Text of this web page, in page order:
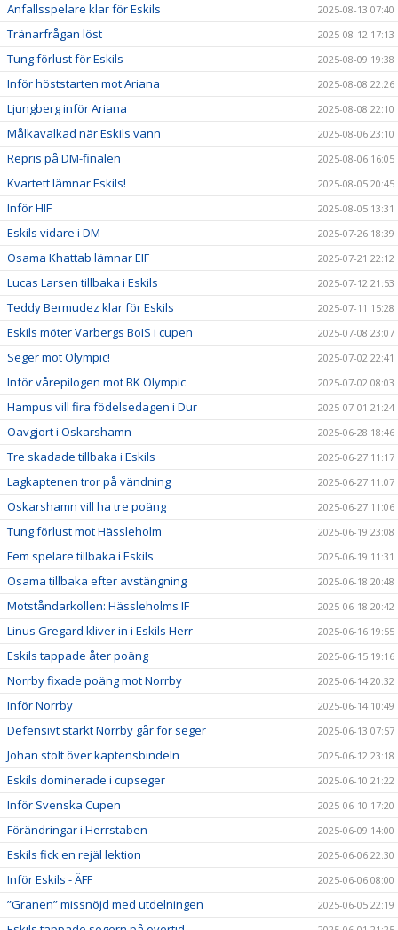
Anfallsspelare klar för Eskils 2025-08-13 07:40
Tränarfrågan löst 2025-08-12 17:13
Tung förlust för Eskils 2025-08-09 19:38
Inför höststarten mot Ariana 2025-08-08 22:26
Ljungberg inför Ariana 2025-08-08 22:10
Målkavalkad när Eskils vann 2025-08-06 23:10
Repris på DM-finalen 2025-08-06 16:05
Kvartett lämnar Eskils! 2025-08-05 20:45
Inför HIF 2025-08-05 13:31
Eskils vidare i DM 2025-07-26 18:39
Osama Khattab lämnar EIF 2025-07-21 22:12
Lucas Larsen tillbaka i Eskils 2025-07-12 21:53
Teddy Bermudez klar för Eskils 2025-07-11 15:28
Eskils möter Varbergs BoIS i cupen 2025-07-08 23:07
Seger mot Olympic! 2025-07-02 22:41
Inför vårepilogen mot BK Olympic 2025-07-02 08:03
Hampus vill fira födelsedagen i Dur 2025-07-01 21:24
Oavgjort i Oskarshamn 2025-06-28 18:46
Tre skadade tillbaka i Eskils 2025-06-27 11:17
Lagkaptenen tror på vändning 2025-06-27 11:07
Oskarshamn vill ha tre poäng 2025-06-27 11:06
Tung förlust mot Hässleholm 2025-06-19 23:08
Fem spelare tillbaka i Eskils 2025-06-19 11:31
Osama tillbaka efter avstängning 2025-06-18 20:48
Motståndarkollen: Hässleholms IF 2025-06-18 20:42
Linus Gregard kliver in i Eskils Herr 2025-06-16 19:55
Eskils tappade åter poäng 2025-06-15 19:16
Norrby fixade poäng mot Norrby 2025-06-14 20:32
Inför Norrby 2025-06-14 10:49
Defensivt starkt Norrby går för seger 2025-06-13 07:57
Johan stolt över kaptensbindeln 2025-06-12 23:18
Eskils dominerade i cupseger 2025-06-10 21:22
Inför Svenska Cupen 2025-06-10 17:20
Förändringar i Herrstaben 2025-06-09 14:00
Eskils fick en rejäl lektion 2025-06-06 22:30
Inför Eskils - ÄFF 2025-06-06 08:00
”Granen” missnöjd med utdelningen 2025-06-05 22:19